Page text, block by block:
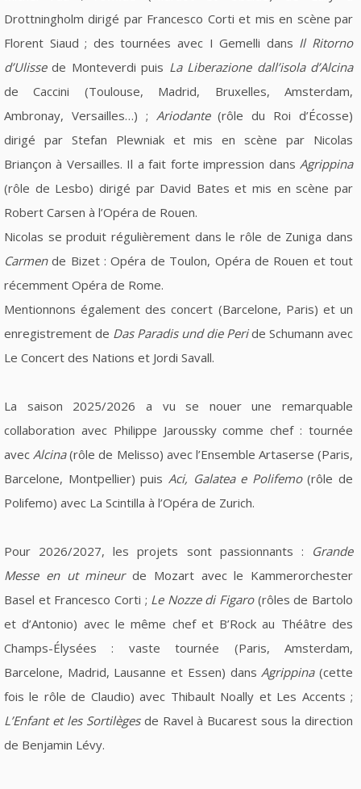
Drottningholm dirigé par Francesco Corti et mis en scène par
Florent Siaud ; des tournées avec I Gemelli dans Il Ritorno
d’Ulissede Monteverdi puis La Liberazione dall’isola d’Alcina
de Caccini (Toulouse, Madrid, Bruxelles, Amsterdam,
Ambronay, Versailles…) ; Ariodante(rôle du Roi d’Écosse)
dirigé par Stefan Plewniak et mis en scène par Nicolas
Briançon à Versailles. Il a fait forte impression dans Agrippina
(rôle de Lesbo) dirigé par David Bates et mis en scène par
Robert Carsen à l’Opéra de Rouen.
Nicolas se produit régulièrement dans le rôle de Zuniga dans
Carmende Bizet : Opéra de Toulon, Opéra de Rouen et tout
récemment Opéra de Rome.
Mentionnons également des concert (Barcelone, Paris) et un
enregistrement de Das Paradis und die Peride Schumann avec
Le Concert des Nations et Jordi Savall.
La saison 2025/2026 a vu se nouer une remarquable
collaboration avec Philippe Jaroussky comme chef : tournée
avec Alcina(rôle de Melisso) avec l’Ensemble Artaserse (Paris,
Barcelone, Montpellier) puis Aci, Galatea e Polifemo(rôle de
Polifemo) avec La Scintilla à l’Opéra de Zurich.
Pour 2026/2027, les projets sont passionnants : Grande
Messe en ut mineurde Mozart avec le Kammerorchester
Basel et Francesco Corti ; Le Nozze di Figaro(rôles de Bartolo
et d’Antonio) avec le même chef et B’Rock au Théâtre des
Champs-Élysées : vaste tournée (Paris, Amsterdam,
Barcelone, Madrid, Lausanne et Essen) dans Agrippina(cette
fois le rôle de Claudio) avec Thibault Noally et Les Accents ;
L’Enfant et les Sortilègesde Ravel à Bucarest sous la direction
de Benjamin Lévy.